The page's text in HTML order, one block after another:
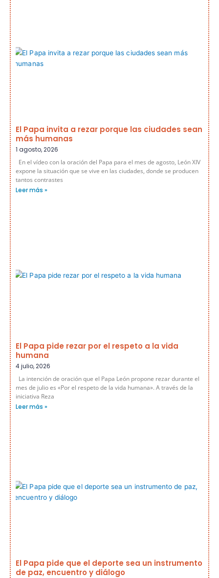
El Papa invita a rezar porque las ciudades sean
más humanas
1 agosto, 2026
En el vídeo con la oración del Papa para el mes de agosto, León XIV
expone la situación que se vive en las ciudades, donde se producen
tantos contrastes
Leer más »
El Papa pide rezar por el respeto a la vida
humana
4 julio, 2026
La intención de oración que el Papa León propone rezar durante el
mes de julio es «Por el respeto de la vida humana». A través de la
iniciativa Reza
Leer más »
El Papa pide que el deporte sea un instrumento
de paz, encuentro y diálogo